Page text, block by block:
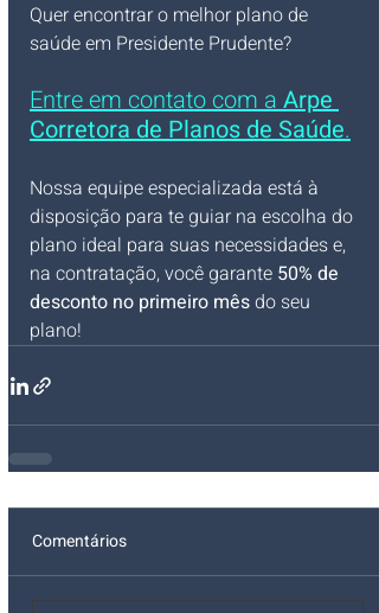
Quer encontrar o melhor plano de
saúde em Presidente Prudente?
Entre em contato com a Arpe
Corretora de Planos de Saúde.
Nossa equipe especializada está à
disposição para te guiar na escolha do
plano ideal para suas necessidades e,
na contratação, você garante 50% de
desconto no primeiro mês do seu
plano!
Comentários